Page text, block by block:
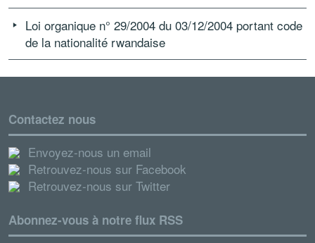
Loi organique n° 29/2004 du 03/12/2004 portant code
de la nationalité rwandaise
Contactez nous
Envoyez-nous un email
Retrouvez-nous sur Facebook
Retrouvez-nous sur Twitter
Abonnez-vous à notre flux RSS